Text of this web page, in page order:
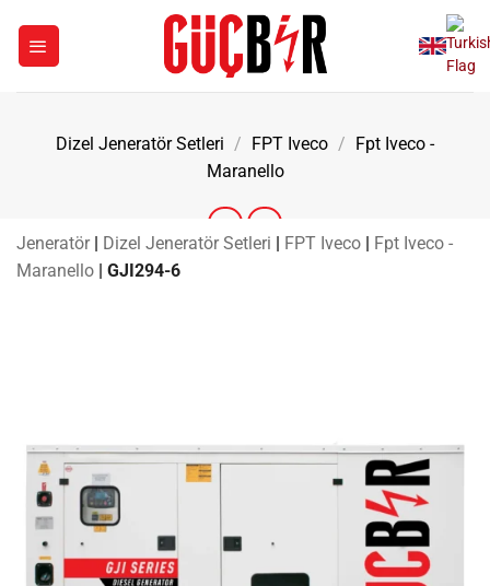
Dizel Jeneratör Setleri / FPT Iveco / Fpt Iveco -
Maranello
Jeneratör | Dizel Jeneratör Setleri | FPT Iveco | Fpt Iveco -
Maranello | GJI294-6